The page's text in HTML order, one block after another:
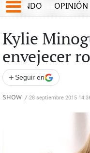
MUNDO OPINIÓN
Kylie
envejecer
+ Seguir en
SHOW / 28 septiembre 2015